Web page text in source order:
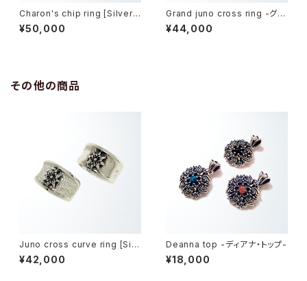
Charon's chip ring [Silver
model] -カロンズチップ・リン
グ-
¥50,000
Grand juno cross ring -グラ
ンドジュノークロスリング-
¥44,000
その他の商品
Juno cross curve ring [Silv
er model] -ジュノークロス・カ
ーブリング-
¥42,000
Deanna top -ディアナ・トップ-
¥18,000